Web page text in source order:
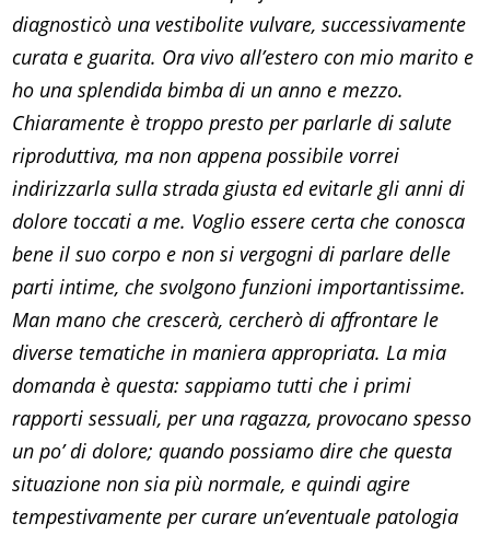
diagnosticò una vestibolite vulvare, successivamente
curata e guarita. Ora vivo all’estero con mio marito e
ho una splendida bimba di un anno e mezzo.
Chiaramente è troppo presto per parlarle di salute
riproduttiva, ma non appena possibile vorrei
indirizzarla sulla strada giusta ed evitarle gli anni di
dolore toccati a me. Voglio essere certa che conosca
bene il suo corpo e non si vergogni di parlare delle
parti intime, che svolgono funzioni importantissime.
Man mano che crescerà, cercherò di affrontare le
diverse tematiche in maniera appropriata. La mia
domanda è questa: sappiamo tutti che i primi
rapporti sessuali, per una ragazza, provocano spesso
un po’ di dolore; quando possiamo dire che questa
situazione non sia più normale, e quindi agire
tempestivamente per curare un’eventuale patologia